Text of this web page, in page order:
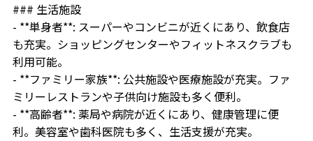
### 生活施設
- **単身者**: スーパーやコンビニが近くにあり、飲食店
も充実。ショッピングセンターやフィットネスクラブも
利用可能。
- **ファミリー家族**: 公共施設や医療施設が充実。ファ
ミリーレストランや子供向け施設も多く便利。
- **高齢者**: 薬局や病院が近くにあり、健康管理に便
利。美容室や歯科医院も多く、生活支援が充実。